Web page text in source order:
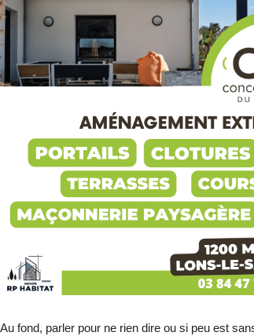
Au fond, parler pour ne rien dire ou si peu est